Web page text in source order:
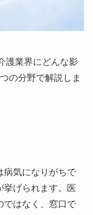
護業界にどんな影
の分野で解説しま
病気になりがちで
挙げられます。医
ではなく、窓口で